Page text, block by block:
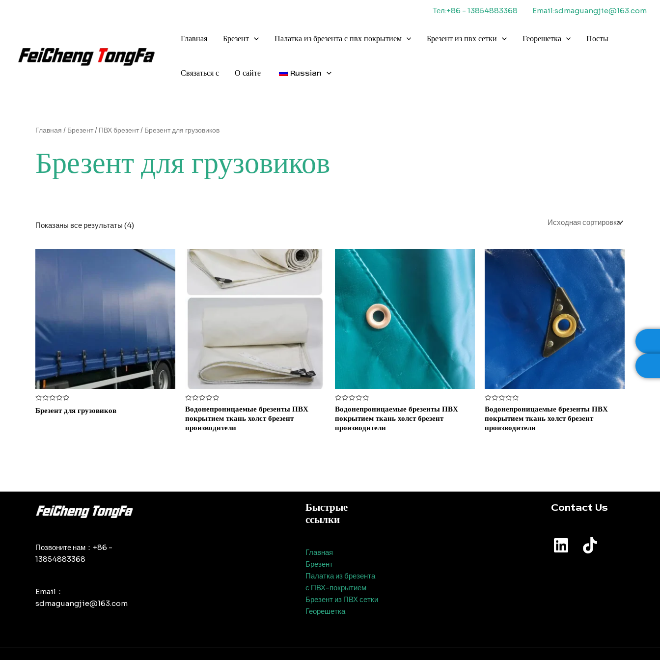
Тел:+86 - 13854883368 Email:sdmaguangjie@163.com
Главная Брезент Палатка из брезента с пвх покрытием Брезент из пвх сетки Георешетка Посты
Связаться с О сайте Russian
Главная / Брезент/ ПВХ брезент/ Брезент для грузовиков
Брезент для грузовиков
Показаны все результаты (4)
Оценка
0
Брезент для грузовиков
Оценка
0
из
Водонепроницаемые брезенты ПВХ
покрытием ткань холст брезент
производители
Оценка
0
из
Водонепроницаемые брезенты ПВХ
покрытием ткань холст брезент
производители
Оценка
0
из
Водонепроницаемые брезенты ПВХ
покрытием ткань холст брезент
производители
Позвоните нам：+86 -
13854883368
Email：
sdmaguangjie@163.com
Быстрые
ссылки
Главная
Брезент
Палатка из брезента
с ПВХ-покрытием
Брезент из ПВХ сетки
Георешетка
Contact Us